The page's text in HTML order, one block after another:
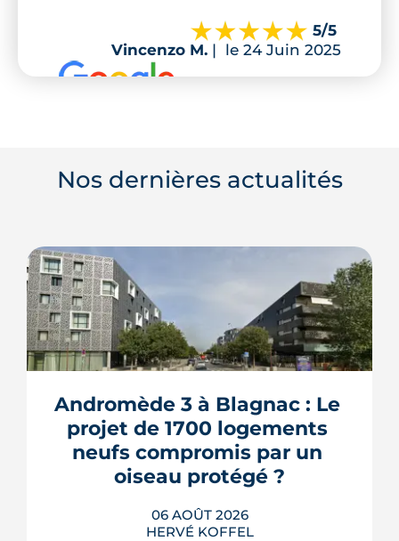
5/5
Vincenzo M. | le 24 Juin 2025
Nos dernières actualités
Andromède 3 à Blagnac : Le
projet de 1700 logements
neufs compromis par un
oiseau protégé ?
06 AOÛT 2026
HERVÉ KOFFEL